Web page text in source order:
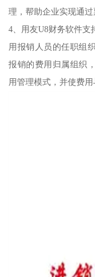
理，帮助企业实现通过
4、用友U8财务软件支
用报销人员的任职组
报销的费用归属组织
用管理模式，并使费